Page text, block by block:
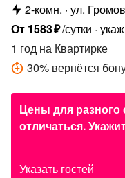
2-комн. ул.
От 1583₽/сутки
1 год на Квартирке
30% вернётся
Цены для разного
отличаться.
Указать гостей